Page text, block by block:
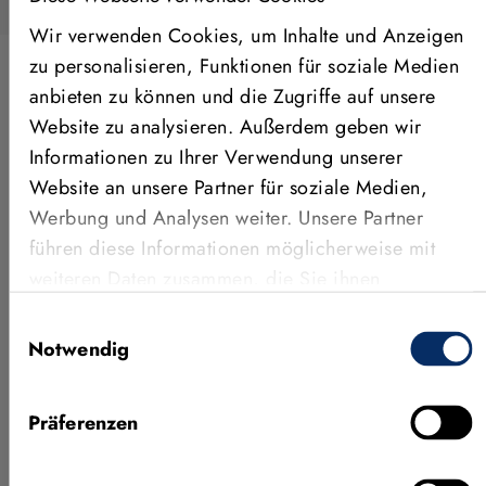
Wir verwenden Cookies, um Inhalte und Anzeigen
zu personalisieren, Funktionen für soziale Medien
anbieten zu können und die Zugriffe auf unsere
Website zu analysieren. Außerdem geben wir
Informationen zu Ihrer Verwendung unserer
Website an unsere Partner für soziale Medien,
Werbung und Analysen weiter. Unsere Partner
führen diese Informationen möglicherweise mit
Nutzung der Dienste gesammelt haben.
Notwendig
Präferenzen
ANWENDUNGEN, FEATURES &
MEHR
Weitere Videos